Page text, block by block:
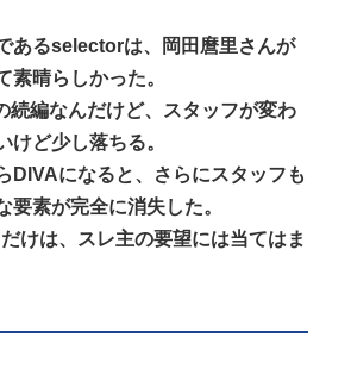
あるselectorは、岡田麿里さんが
素晴らしかった。
続編なんだけど、スタッフが変わ
けど少し落ちる。
DIVAになると、さらにスタッフも
要素が完全に消失した。
けは、スレ主の要望には当てはま